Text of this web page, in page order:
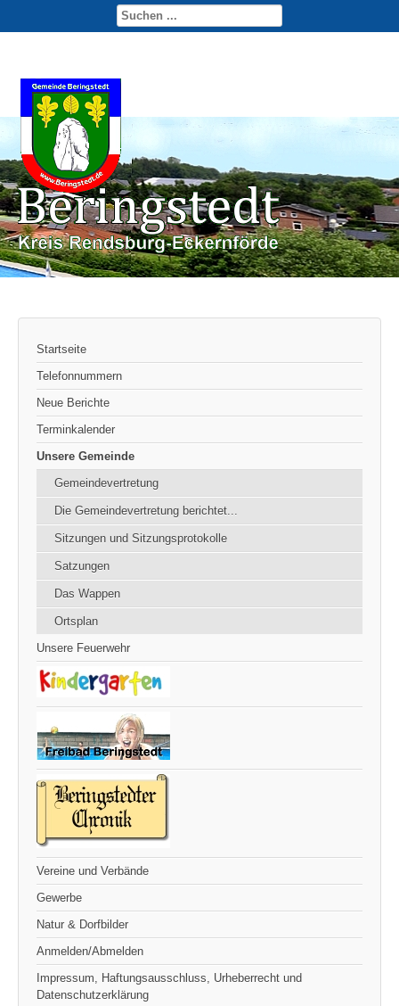
Startseite
Telefonnummern
Neue Berichte
Terminkalender
Unsere Gemeinde
Gemeindevertretung
Die Gemeindevertretung berichtet...
Sitzungen und Sitzungsprotokolle
Satzungen
Das Wappen
Ortsplan
Unsere Feuerwehr
Vereine und Verbände
Gewerbe
Natur & Dorfbilder
Anmelden/Abmelden
Impressum, Haftungsausschluss, Urheberrecht und
Datenschutzerklärung